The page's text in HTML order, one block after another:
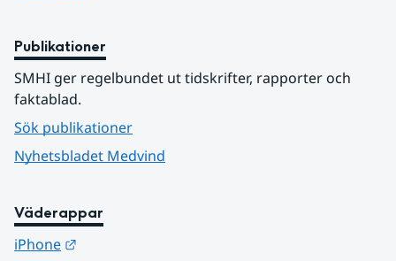
Publikationer
SMHI ger regelbundet ut tidskrifter, rapporter och
faktablad.
Sök publikationer
Nyhetsbladet Medvind
Väderappar
iPhone